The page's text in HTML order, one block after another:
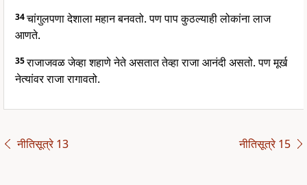
34चांगुलपणा देशाला महान बनवतो. पण पाप कुठल्याही लोकांना लाज
आणते.
35राजाजवळ जेव्हा शहाणे नेते असतात तेव्हा राजा आनंदी असतो. पण मूर्ख
नेत्यांवर राजा रागावतो.
नीतिसूत्रे 13 नीतिसूत्रे 15